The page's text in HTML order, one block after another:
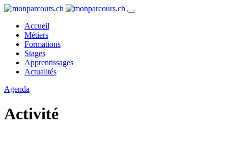
Accueil
Métiers
Formations
Stages
Apprentissages
Actualités
Agenda
Activité